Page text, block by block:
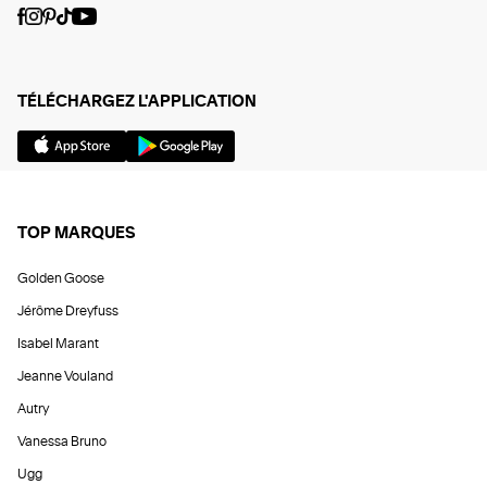
TÉLÉCHARGEZ L'APPLICATION
TOP MARQUES
Golden Goose
Jérôme Dreyfuss
Isabel Marant
Jeanne Vouland
Autry
Vanessa Bruno
Ugg